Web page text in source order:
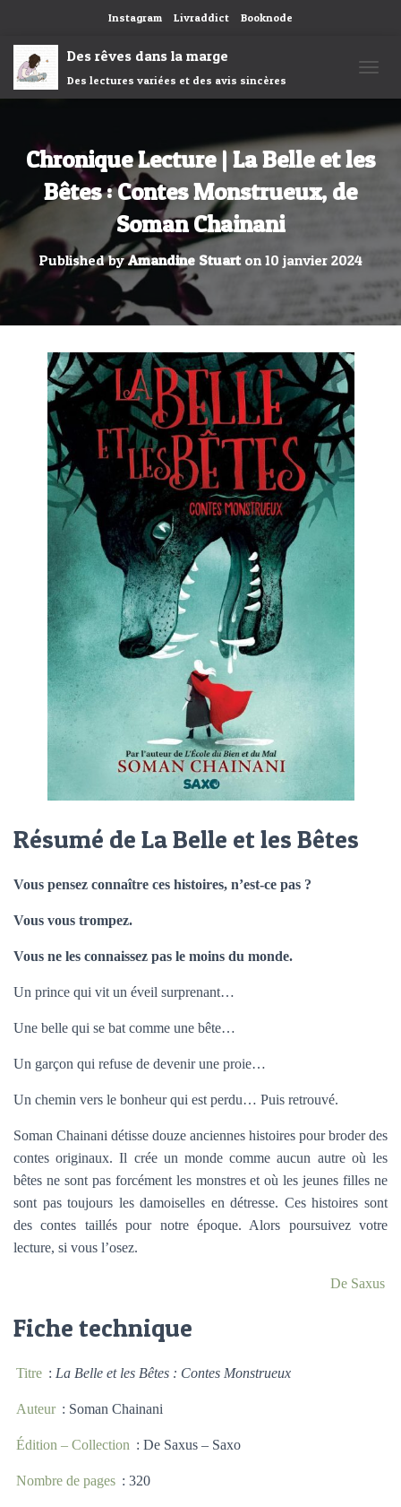
Instagram Livraddict Booknode
Des rêves dans la marge
Des lectures variées et des avis sincères
Chronique Lecture | La Belle et les
Bêtes : Contes Monstrueux, de
Soman Chainani
Published byAmandine Stuarton 10 janvier 2024
Résumé de La Belle et les Bêtes
Vous pensez connaître ces histoires, n’est-ce pas ?
Vous vous trompez.
Vous ne les connaissez pas le moins du monde.
Un prince qui vit un éveil surprenant…
Une belle qui se bat comme une bête…
Un garçon qui refuse de devenir une proie…
Un chemin vers le bonheur qui est perdu… Puis retrouvé.
Soman Chainani détisse douze anciennes histoires pour broder des
contes originaux. Il crée un monde comme aucun autre où les
bêtes ne sont pas forcément les monstres et où les jeunes filles ne
sont pas toujours les damoiselles en détresse. Ces histoires sont
des contes taillés pour notre époque. Alors poursuivez votre
lecture, si vous l’osez.
De Saxus
Fiche technique
Titre : La Belle et les Bêtes : Contes Monstrueux
Auteur : Soman Chainani
Édition – Collection : De Saxus – Saxo
Nombre de pages : 320